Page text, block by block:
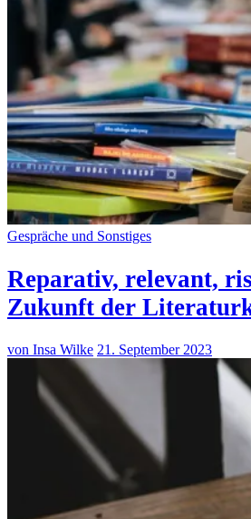
Gespräche und Sonstiges
Reparativ, relevant,
Zukunft der
von Insa Wilke 21. September 2023